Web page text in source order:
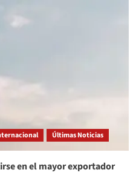
Últimas Noticias
en el mayor exportador